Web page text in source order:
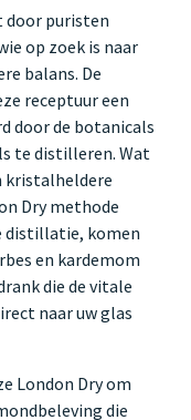
door puristen
op zoek is naar
balans. De
receptuur een
door de botanicals
te distilleren. Wat
kristalheldere
Dry methode
distillatie, komen
en kardemom
die de vitale
naar uw glas
London Dry om
die